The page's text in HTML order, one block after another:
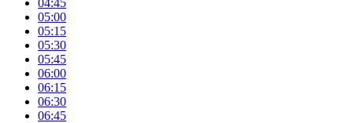
05:00
05:15
05:30
05:45
06:00
06:15
06:30
06:45